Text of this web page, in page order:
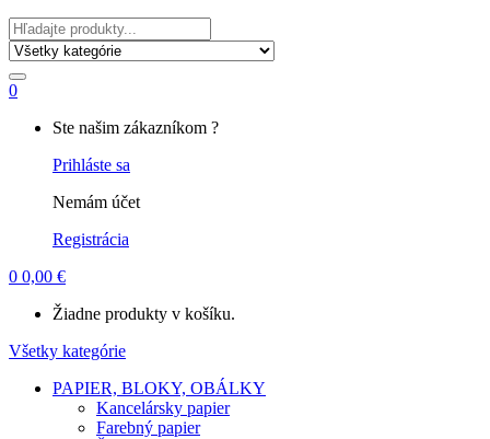
Hľadať
0
Ste našim zákazníkom ?
Prihláste sa
Nemám účet
Registrácia
0 0,00 €
Žiadne produkty v košíku.
Všetky kategórie
PAPIER, BLOKY, OBÁLKY
Kancelársky papier
Farebný papier